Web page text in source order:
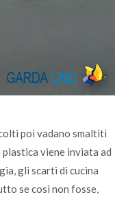
poi vadano smaltiti
viene inviata ad
gli scarti di cucina
se così non fosse,